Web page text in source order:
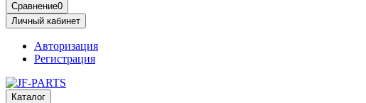
Сравнение0
Личный кабинет
Авторизация
Регистрация
Каталог